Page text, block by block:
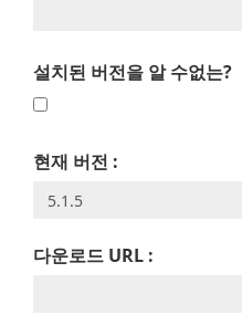
설치된 버전을 알 수없는?
현재 버전 :
다운로드 URL :